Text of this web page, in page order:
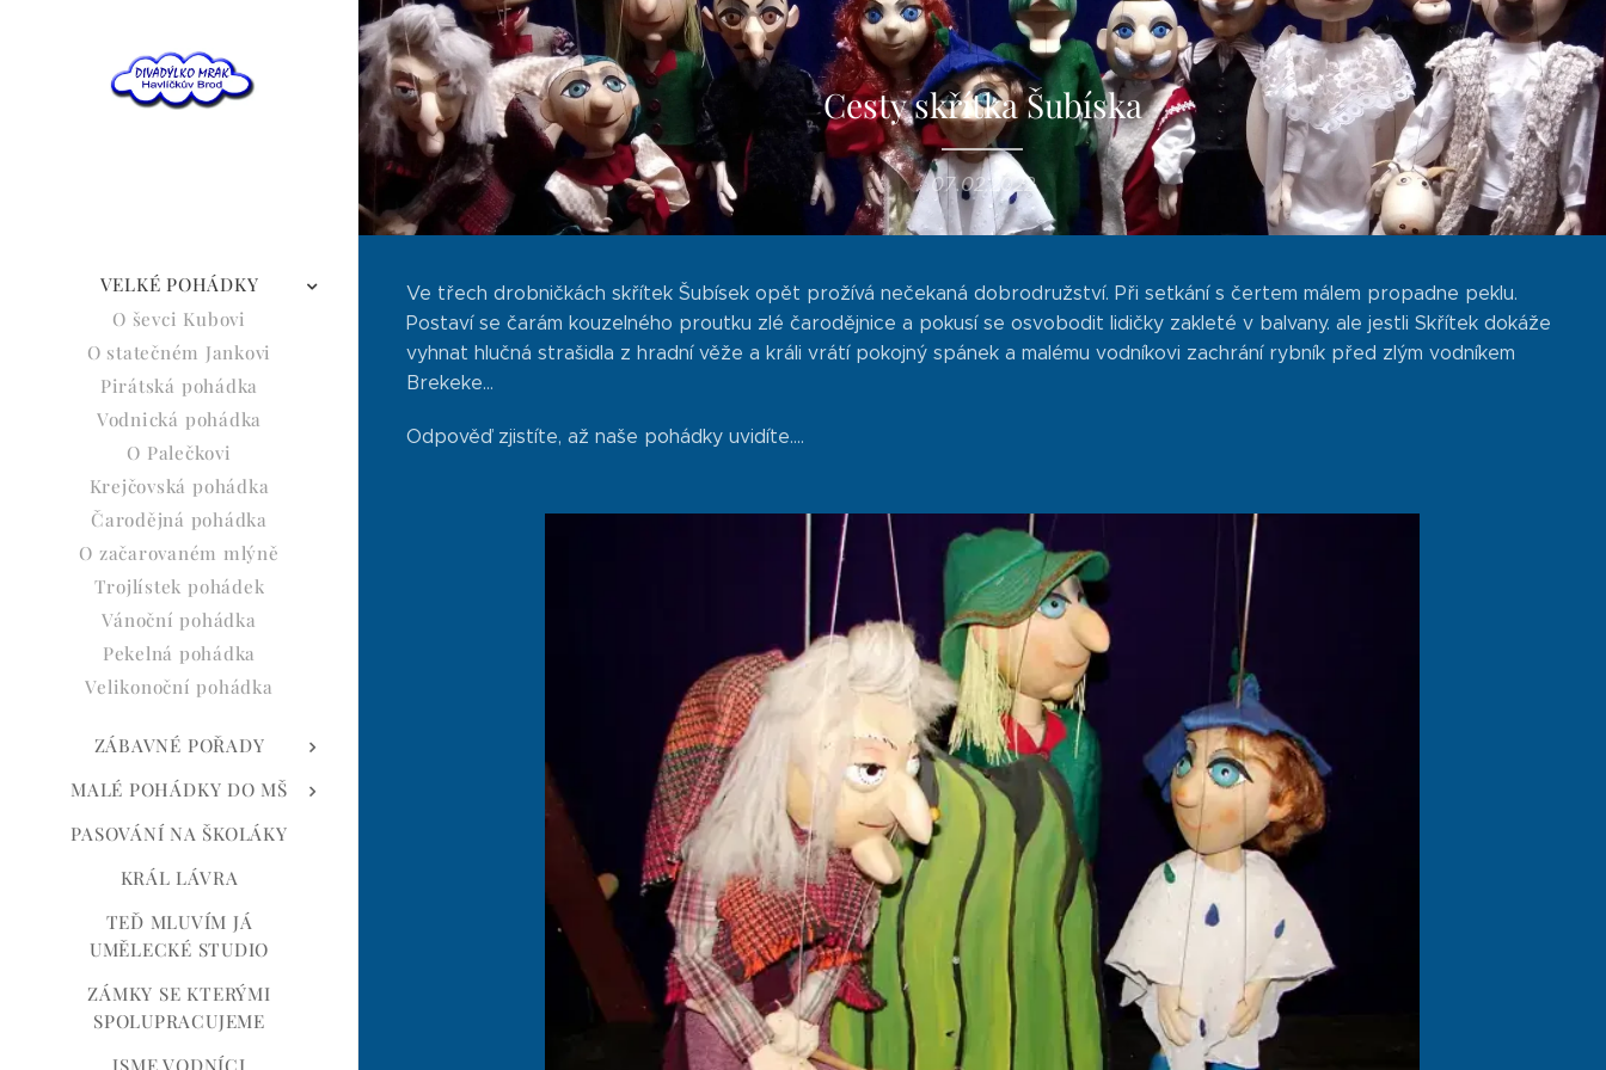
VELKÉ POHÁDKY
O ševci Kubovi
O statečném Jankovi
Pirátská pohádka
Vodnická pohádka
O Palečkovi
Krejčovská pohádka
Čarodějná pohádka
O začarovaném mlýně
Trojlístek pohádek
Vánoční pohádka
Pekelná pohádka
Velikonoční pohádka
ZÁBAVNÉ POŘADY
MALÉ POHÁDKY DO MŠ
PASOVÁNÍ NA ŠKOLÁKY
KRÁL LÁVRA
TEĎ MLUVÍM JÁ
UMĚLECKÉ STUDIO
ZÁMKY SE KTERÝMI
SPOLUPRACUJEME
JSME VODNÍCI
Cesty skřítka Šubíska
07.02.2022
Ve třech drobničkách skřítek Šubísek opět prožívá nečekaná dobrodružství. Při setkání s čertem málem propadne peklu.
Postaví se čarám kouzelného proutku zlé čarodějnice a pokusí se osvobodit lidičky zakleté v balvany. ale jestli Skřítek dokáže
vyhnat hlučná strašidla z hradní věže a králi vrátí pokojný spánek a malému vodníkovi zachrání rybník před zlým vodníkem
Brekeke...
Odpověď zjistíte, až naše pohádky uvidíte....